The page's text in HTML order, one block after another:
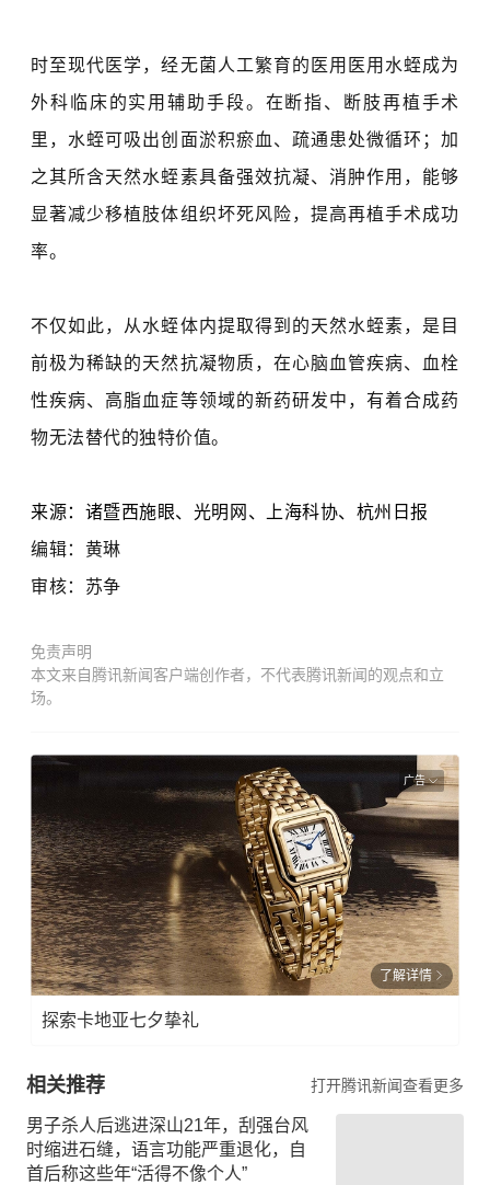
时至现代医学，经无菌人工繁育的医用医用 水蛭成为
外科临床的实用辅助手段。在断指、断肢再植手术
里，水蛭可吸出创面淤积瘀血、疏通患处微循环；加
之其所含天然水蛭素具备强效抗凝、消肿作用，能够
显著减少移植肢体组织坏死风险，提高再植手术成功
率。
不仅如此，从水蛭体内提取得到的天然水蛭素，是目
前极为稀缺的天然抗凝物质，在心脑血管疾病、血栓
性疾病、高脂血症等领域的新药研发中，有着合成药
物无法替代的独特价值。
来源：诸暨西施眼、光明网、上海科协、杭州日报
编辑：黄琳
审核：苏争
免责声明
本文来自腾讯新闻客户端创作者，不代表腾讯新闻的观点和立
场。
广告
了解详情
探索卡地亚七夕挚礼
相关推荐 打开腾讯新闻查看更多
男子杀人后逃进深山21年，刮强台风
时缩进石缝，语言功能严重退化，自
首后称这些年“活得不像个人”